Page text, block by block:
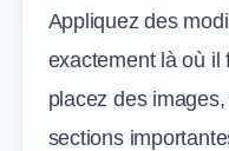
Appliquez des
exactement là où il
placez des
sections